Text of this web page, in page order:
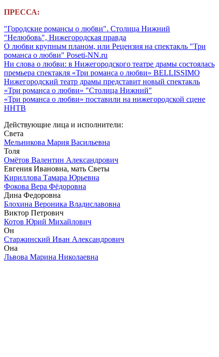
ПРЕССА:
"Городские романсы о любви". Столица Нижний
"Нелюбовь", Нижегородская правда
О любви крупным планом, или Рецензия на спектакль "Три
романса о любви" Poseti-NN.ru
Ни слова о любви: в Нижегородского театре драмы состоялась
премьера спектакля «Три романса о любви» BELLISSIMO
Нижегородский театр драмы представит новый спектакль
«Три романса о любви» "Столица Нижний"
«Три романса о любви» поставили на нижегородской сцене
ННТВ
Действующие лица и исполнители:
Света
Мельникова Мария Васильевна
Толя
Омётов Валентин Александрович
Евгения Ивановна, мать Светы
Кириллова Тамара Юрьевна
Фокова Вера Фёдоровна
Дина Федоровна
Блохина Вероника Владиславовна
Виктор Петрович
Котов Юрий Михайлович
Он
Старжинский Иван Александрович
Она
Львова Марина Николаевна